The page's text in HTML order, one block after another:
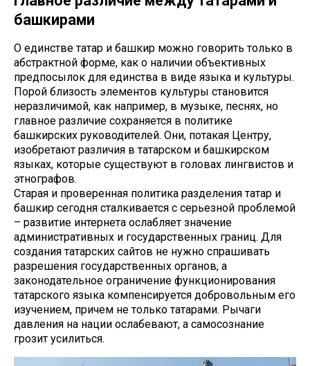
башкирами
О единстве татар и башкир можно говорить только в
абстрактной форме, как о наличии объективных
предпосылок для единства в виде языка и культуры.
Порой близость элементов культуры становится
неразличимой, как например, в музыке, песнях, но
главное различие сохраняется в политике
башкирских руководителей. Они, потакая Центру,
изобретают различия в татарском и башкирском
языках, которые существуют в головах лингвистов и
этнографов.
Старая и проверенная политика разделения татар и
башкир сегодня сталкивается с серьезной проблемой
– развитие интернета ослабляет значение
административных и государственных границ. Для
создания татарских сайтов не нужно спрашивать
разрешения государственных органов, а
законодательное ограничение функционирования
татарского языка компенсируется добровольным его
изучением, причем не только татарами. Рычаги
давления на нации ослабевают, а самосознание
грозит усилиться.